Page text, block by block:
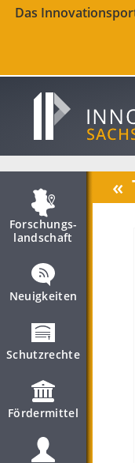
Das
Forschungs­
landschaft
Neuigkeiten
Schutzrechte
Fördermittel
«